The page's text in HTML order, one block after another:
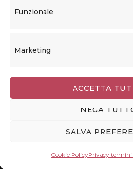
Funzionale
Marketing
ACCETTA
NEGA
SALVA
Cookie PolicyPrivacy termini
Europa, Stati Uniti,